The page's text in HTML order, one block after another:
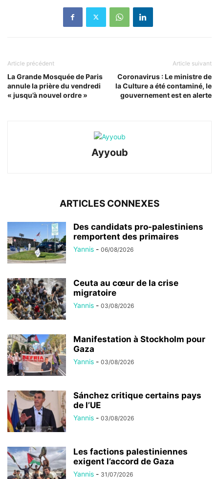
Article précédent
La Grande Mosquée de Paris
annule la prière du vendredi
« jusqu’à nouvel ordre »
Article suivant
Coronavirus : Le ministre de
la Culture a été contaminé, le
gouvernement est en alerte
Ayyoub
ARTICLES CONNEXES
Des candidats pro-palestiniens
remportent des primaires
Yannis - 06/08/2026
Ceuta au cœur de la crise
migratoire
Yannis - 03/08/2026
Manifestation à Stockholm pour
Gaza
Yannis - 03/08/2026
Sánchez critique certains pays
de l’UE
Yannis - 03/08/2026
Les factions palestiniennes
exigent l’accord de Gaza
Yannis - 31/07/2026